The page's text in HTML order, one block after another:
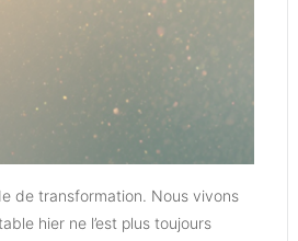
de transformation. Nous vivons
hier ne l’est plus toujours